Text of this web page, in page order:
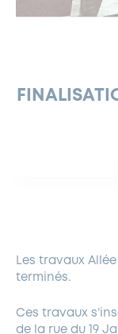
EAU POTABLE
DÉCLARATION
LOCATION DE
FERMETURES
PANNEAUX
DEMANDE
GESTION DU
Les travaux
terminés.
Ces travaux
de la rue du 19